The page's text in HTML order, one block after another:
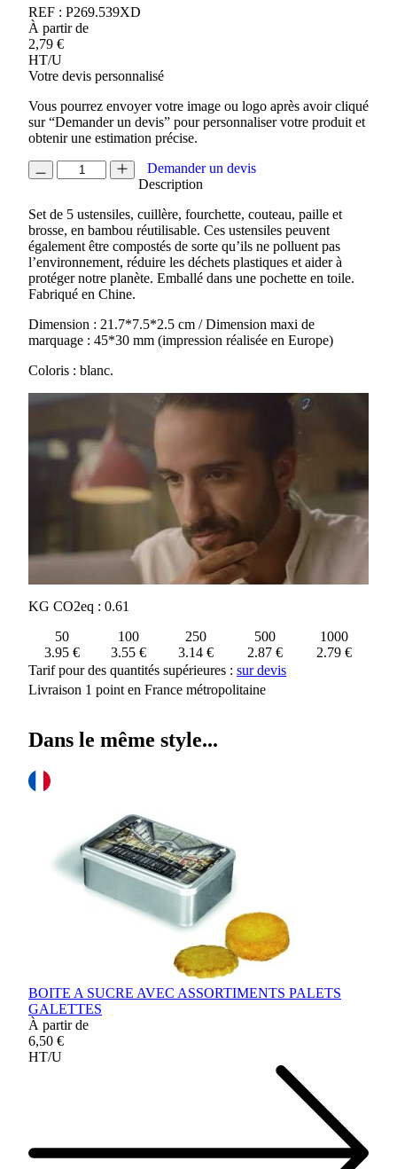
REF : P269.539XD
À partir de
2,79 €
HT/U
Votre devis personnalisé
Vous pourrez envoyer votre image ou logo après avoir cliqué
sur “Demander un devis” pour personnaliser votre produit et
obtenir une estimation précise.
quantité
de
DE
COUVERTS
EN
BAMBOU
Demander un devis
Description
Set de 5 ustensiles, cuillère, fourchette, couteau, paille et
brosse, en bambou réutilisable. Ces ustensiles peuvent
également être compostés de sorte qu’ils ne polluent pas
l’environnement, réduire les déchets plastiques et aider à
protéger notre planète. Emballé dans une pochette en toile.
Fabriqué en Chine.
Dimension : 21.7*7.5*2.5 cm / Dimension maxi de
marquage : 45*30 mm (impression réalisée en Europe)
Coloris : blanc.
KG CO2eq : 0.61
50
100 250 500
1000
3.95 €
3.55 € 3.14 € 2.87 €
2.79 €
Tarif pour des quantités supérieures : sur devis
Livraison 1 point en France métropolitaine
Dans le même style...
BOITE A SUCRE AVEC ASSORTIMENTS PALETS
GALETTES
À partir de
6,50 €
HT/U